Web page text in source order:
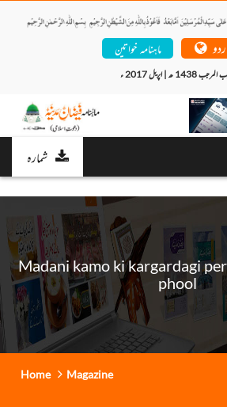
ماہنامہ خواتین
شمارہ
Madani kamo ki kargardagi
phool
Home Magazine